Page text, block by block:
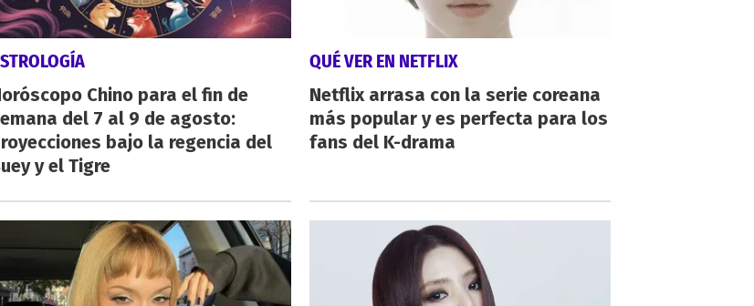
Chino para el fin de
del 7 al 9 de agosto:
bajo la regencia del
y el Tigre
QUÉ VER EN NETFLIX
Netflix arrasa con la serie coreana
más popular y es perfecta para los
fans del K-drama